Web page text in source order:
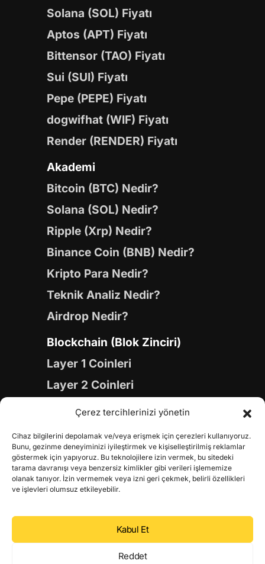
Çerez tercihlerinizi yönetin
Cihaz bilgilerini depolamak ve/veya erişmek için çerezleri kullanıyoruz.
Bunu, gezinme deneyiminizi iyileştirmek ve kişiselleştirilmiş reklamlar
göstermek için yapıyoruz. Bu teknolojilere izin vermek, bu sitedeki
tarama davranışı veya benzersiz kimlikler gibi verileri işlememize
olanak tanıyor. İzin vermemek veya izni geri çekmek, belirli özellikleri
ve işlevleri olumsuz etkileyebilir.
Kabul Et
Reddet
Solana (SOL) Fiyatı
Aptos (APT) Fiyatı
Bittensor (TAO) Fiyatı
Sui (SUI) Fiyatı
Pepe (PEPE) Fiyatı
dogwifhat (WIF) Fiyatı
Render (RENDER) Fiyatı
Akademi
Bitcoin (BTC) Nedir?
Solana (SOL) Nedir?
Ripple (Xrp) Nedir?
Binance Coin (BNB) Nedir?
Kripto Para Nedir?
Teknik Analiz Nedir?
Airdrop Nedir?
Blockchain (Blok Zinciri)
Layer 1 Coinleri
Layer 2 Coinleri
Yapay Zeka (AI) Coinleri
Gaming Coinleri
RWA Coinleri
DeFi Coinleri
DePIN Coinleri
Metaverse Coinleri
Web 3.0 Coinleri